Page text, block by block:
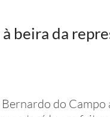
beira da
do